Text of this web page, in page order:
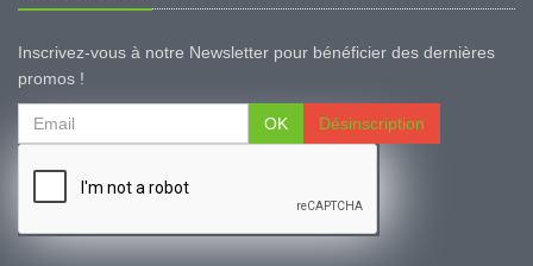
Inscrivez-vous à notre Newsletter pour bénéficier des dernières
promos !
OK Désinscription